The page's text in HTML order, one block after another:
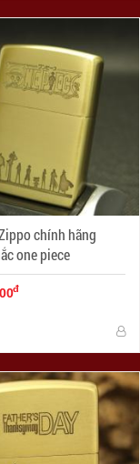
chính hãng
one piece
đ